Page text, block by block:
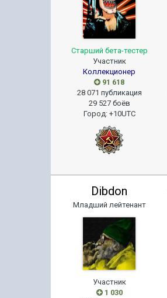
Старший бета-тестер
Участник
Коллекционер
91 618
28 071 публикация
29 527 боёв
Город: +10UTC
Dibdon
Младший лейтенант
Участник
1 030